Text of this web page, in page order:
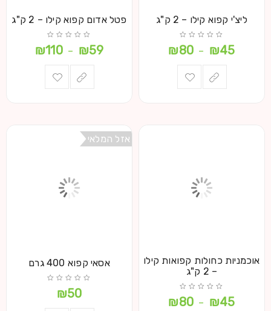
ליצ'י קפוא קילו – 2 ק"ג
₪45
–
₪80
פטל אדום קפוא קילו – 2 ק"ג
₪59
–
₪110
אוכמניות כחולות קפואות קילו
– 2 ק"ג
₪45
–
₪80
אזל המלאי
אסאי קפוא 400 גרם
₪50